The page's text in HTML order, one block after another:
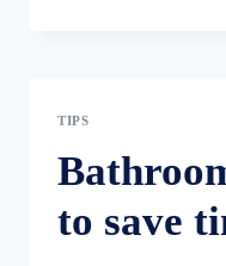
TIPS
to save